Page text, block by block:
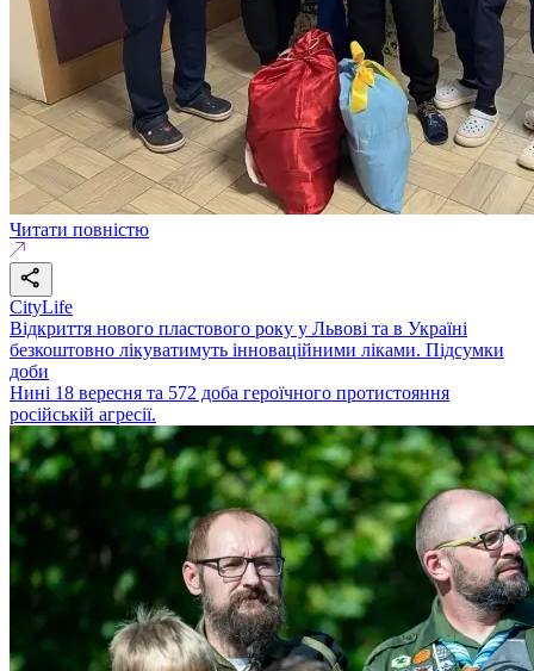
Читати повністю
CityLife
Відкриття нового пластового року у Львові та в Україні
безкоштовно лікуватимуть інноваційними ліками. Підсумки
доби
Нині 18 вересня та 572 доба героїчного протистояння
російській агресії.